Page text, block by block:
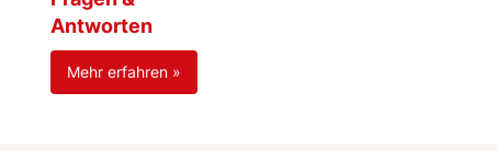
Antworten
Mehr erfahren »